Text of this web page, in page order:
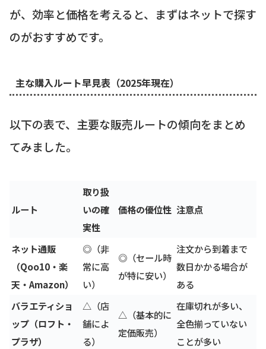
が、効率と価格を考えると、まずはネットで探す
のがおすすめです。
主な購入ルート早見表（2025年現在）
以下の表で、主要な販売ルートの傾向をまとめ
てみました。
ルート
取り扱
いの確
実性
価格の優位性 注意点
ネット通販
（Qoo10・楽
天・Amazon）
◎（非
常に高
い）
◎（セール時
が特に安い）
注文から到着まで
数日かかる場合が
ある
バラエティショ
ップ（ロフト・
プラザ）
△（店
舗によ
る）
△（基本的に
定価販売）
在庫切れが多い、
全色揃っていない
ことが多い